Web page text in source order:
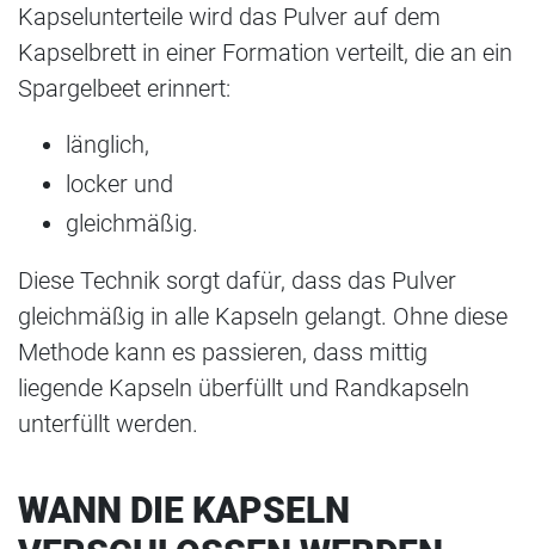
Kapselunterteile wird das Pulver auf dem
Kapselbrett in einer Formation verteilt, die an ein
Spargelbeet erinnert:
länglich,
locker und
gleichmäßig.
Diese Technik sorgt dafür, dass das Pulver
gleichmäßig in alle Kapseln gelangt. Ohne diese
Methode kann es passieren, dass mittig
liegende Kapseln überfüllt und Randkapseln
unterfüllt werden.
WANN DIE KAPSELN